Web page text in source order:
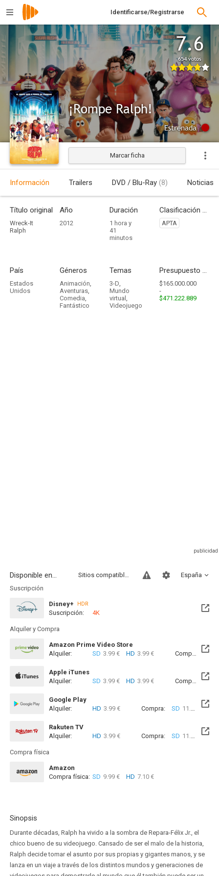
Identificarse/Registrarse
7.6
654 votos
¡Rompe Ralph!
Estrenada
Marcar ficha
Información Trailers DVD / Blu-Ray (8) Noticias
Título original
Wreck-It
Ralph
Año
2012
Duración
1 hora y
41
minutos
Clasificación por edades
APTA
País
Estados
Unidos
Géneros
Animación,
Aventuras,
Comedia,
Fantástico
Temas
3-D,
Mundo
virtual ,
Videojuego
Presupuesto - Ingresos
$165.000.000
-
$471.222.889
Disponible en... España
Sitios compatibles
Suscripción
Disney+ HDR
Suscripción: 4K
Alquiler y Compra
Amazon Prime Video Store
Alquiler:
SD 3.99 € HD 3.99 € Compra: SD
Apple iTunes
Alquiler:
SD 3.99 € HD 3.99 € Compra: SD
Google Play
Alquiler:
HD 3.99 € Compra: SD 11.99 € HD
Rakuten TV
Alquiler:
HD 3.99 € Compra: SD 11.99 € HD
Compra física
Amazon
Compra física: SD 9.99 € HD 7.10 €
Sinopsis
Durante décadas, Ralph ha vivido a la sombra de Repara-Félix Jr., el
chico bueno de su videojuego. Cansado de ser el malo de la historia,
Ralph decide tomar el asunto por sus propias y gigantes manos, y se
lanza en un viaje a través de los distintos mundos y generaciones de